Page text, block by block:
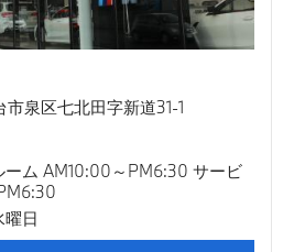
市泉区七北田字新道31-1
ーム AM10:00～PM6:30 サービ
日